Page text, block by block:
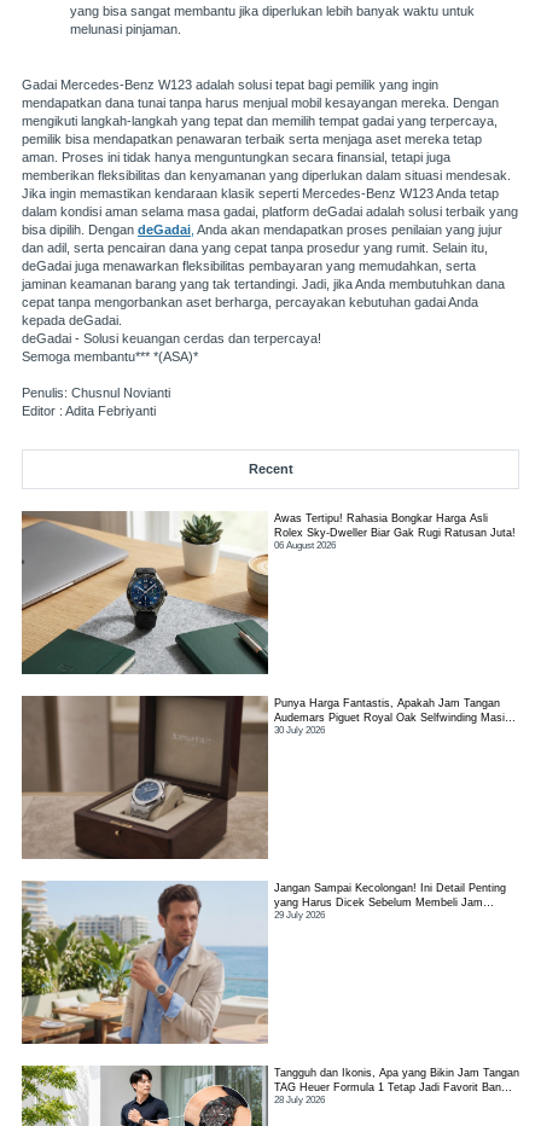
yang bisa sangat membantu jika diperlukan lebih banyak waktu untuk
melunasi pinjaman.
Gadai Mercedes-Benz W123 adalah solusi tepat bagi pemilik yang ingin
mendapatkan dana tunai tanpa harus menjual mobil kesayangan mereka. Dengan
mengikuti langkah-langkah yang tepat dan memilih tempat gadai yang terpercaya,
pemilik bisa mendapatkan penawaran terbaik serta menjaga aset mereka tetap
aman. Proses ini tidak hanya menguntungkan secara finansial, tetapi juga
memberikan fleksibilitas dan kenyamanan yang diperlukan dalam situasi mendesak.
Jika ingin memastikan kendaraan klasik seperti Mercedes-Benz W123 Anda tetap
dalam kondisi aman selama masa gadai, platform deGadai adalah solusi terbaik yang
bisa dipilih. Dengan deGadai Anda akan mendapatkan proses penilaian yang jujur
dan adil, serta pencairan dana yang cepat tanpa prosedur yang rumit. Selain itu,
deGadai juga menawarkan fleksibilitas pembayaran yang memudahkan, serta
jaminan keamanan barang yang tak tertandingi. Jadi, jika Anda membutuhkan dana
cepat tanpa mengorbankan aset berharga, percayakan kebutuhan gadai Anda
kepada deGadai.
deGadai - Solusi keuangan cerdas dan terpercaya!
Semoga membantu*** *(ASA)*
Penulis: Chusnul Novianti
Editor : Adita Febriyanti
Recent
Awas Tertipu! Rahasia Bongkar Harga Asli
Rolex Sky-Dweller Biar Gak Rugi Ratusan Juta!
06 August 2026
Punya Harga Fantastis, Apakah Jam Tangan
Audemars Piguet Royal Oak Selfwinding Masih
Worth It?
30 July 2026
Jangan Sampai Kecolongan! Ini Detail Penting
yang Harus Dicek Sebelum Membeli Jam
Tangan TAG Heuer Link
29 July 2026
Tangguh dan Ikonis, Apa yang Bikin Jam Tangan
TAG Heuer Formula 1 Tetap Jadi Favorit Banyak
Orang?
28 July 2026